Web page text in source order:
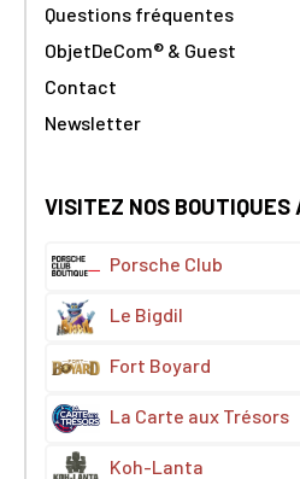
Questions fréquentes
ObjetDeCom® & Guest
Contact
Newsletter
VISITEZ NOS BOUTIQUES
Porsche Club
Le Bigdil
Fort Boyard
La Carte aux Trésors
Koh-Lanta